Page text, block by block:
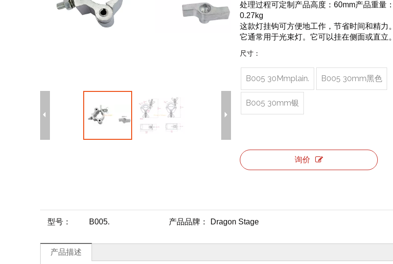
跑道舞台
户外舞台
相关舞台产品
舞台工具和配件
铝制梯子
铝制工作平台
事件LED显示
活动用品
事件包装盒
舞台照明价格
舞台音价
飞行案例价格
典型产品
处理过程可定制产品高度：60mm产品重量：
0.27kg
这款灯挂钩可方便地工作，节省时间和精力。
它通常用于光束灯。它可以挂在侧面或直立。
尺寸：
B005 30Mmplain. B005 30mm黑色
B005 30mm银
询价
型号： B005. 产品品牌： Dragon Stage
产品描述